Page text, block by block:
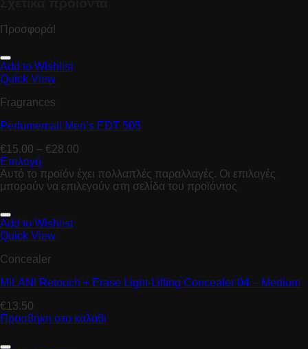
Προσφορά!
Add to Wishlist
Quick View
Fragrances
Perfumemall Men’s EDT 505
€15.00 – €28.00
Επιλογή
Αυτό το προϊόν έχει πολλαπλές παραλλαγές. Οι επιλογές
μπορούν να επιλεγούν στη σελίδα του προϊόντος
Add to Wishlist
Quick View
Concealer
MILANI Retouch + Erase Light-Lifting Concealer 04 – Medium
€13.50
Προσθήκη στο καλάθι